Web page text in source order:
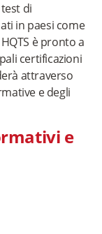
di
in paesi come
è pronto a
certificazioni
attraverso
e degli
e